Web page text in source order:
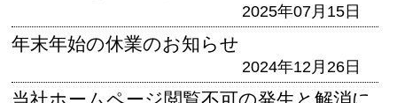
2025年07月15日
年末年始の休業のお知らせ
2024年12月26日